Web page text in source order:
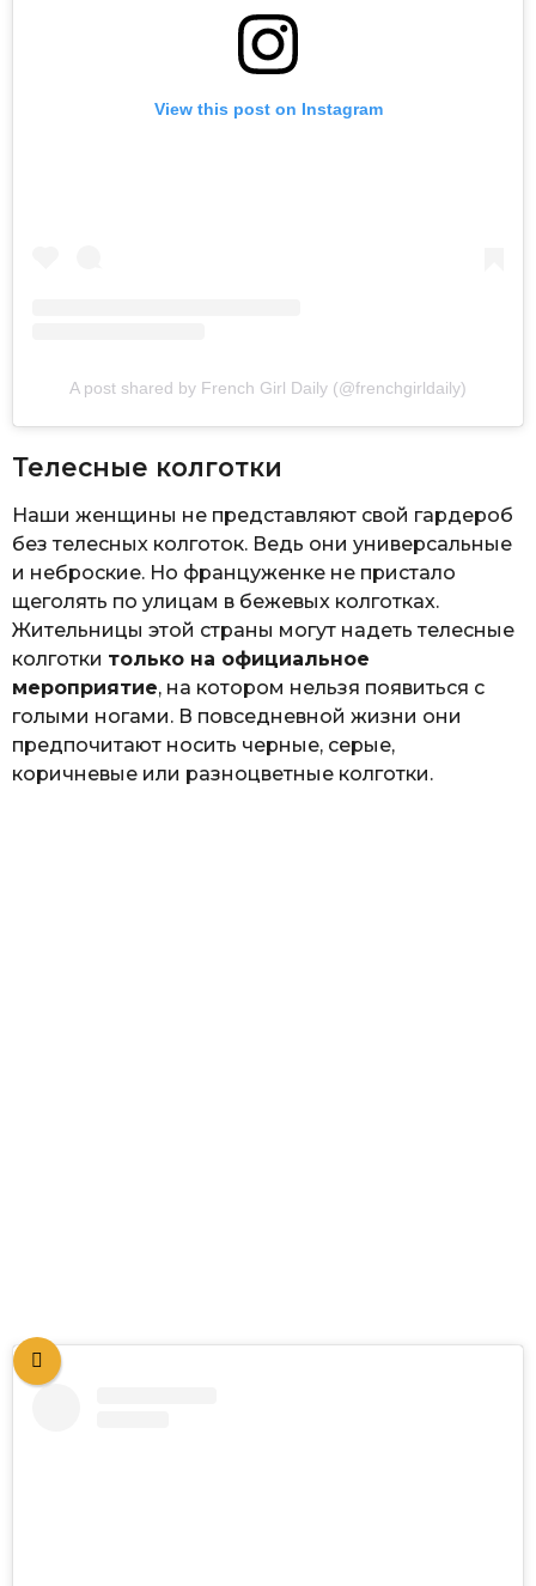
View this post on Instagram
A post shared by French Girl Daily (@frenchgirldaily)
Телесные колготки
Наши женщины не представляют свой гардероб
без телесных колготок. Ведь они универсальные
и неброские. Но француженке не пристало
щеголять по улицам в бежевых колготках.
Жительницы этой страны могут надеть телесные
колготки только на официальное
мероприятие, на котором нельзя появиться с
голыми ногами. В повседневной жизни они
предпочитают носить черные, серые,
коричневые или разноцветные колготки.